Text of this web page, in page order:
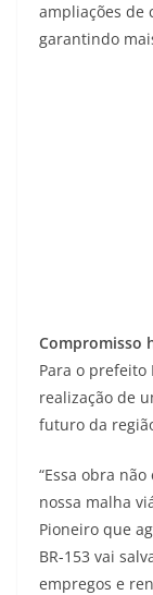
ampliações de
garantindo
Compromisso
Para o prefeito
realização de
futuro da
“Essa obra
nossa malha
Pioneiro que
BR-153 vai
empregos e